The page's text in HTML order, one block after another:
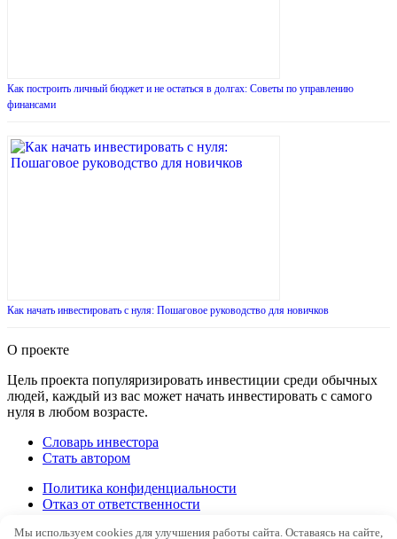
Как построить личный бюджет и не остаться в долгах: Советы по управлению
финансами
Как начать инвестировать с нуля: Пошаговое руководство для новичков
О проекте
Цель проекта популяризировать инвестиции среди обычных
людей, каждый из вас может начать инвестировать с самого
нуля в любом возрасте.
Словарь инвестора
Стать автором
Политика конфиденциальности
Отказ от ответственности
Мы используем cookies для улучшения работы сайта. Оставаясь на сайте,